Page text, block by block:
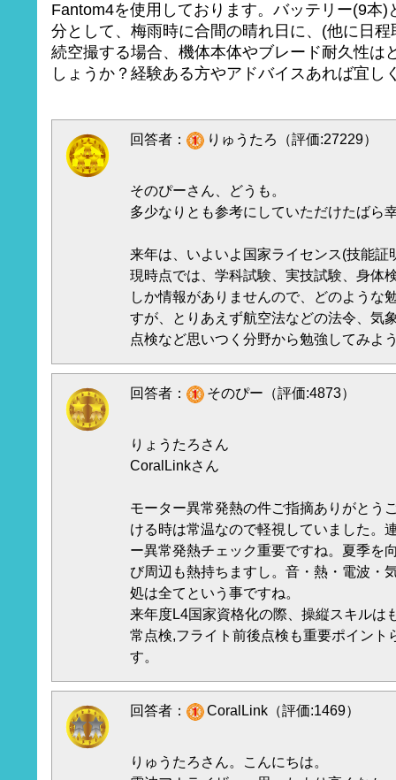
Fantom4を使用しております。バッテリー(9本)
分として、梅雨時に合間の晴れ日に、(他に日
続空撮する場合、機体本体やブレード耐久性は
しょうか？経験ある方やアドバイスあれば宜し
回答者： りゅうたろ（評価:27229）
そのぴーさん、どうも。
多少なりとも参考にしていただけたばら
来年は、いよいよ国家ライセンス(技能証
現時点では、学科試験、実技試験、身体
しか情報がありませんので、どのような
すが、とりあえず航空法などの法令、気
点検など思いつく分野から勉強してみよ
回答者： そのぴー（評価:4873）
りょうたろさん
CoralLinkさん
モーター異常発熱の件ご指摘ありがとう
ける時は常温なので軽視していました。
ー異常発熱チェック重要ですね。夏季を
び周辺も熱持ちますし。音・熱・電波・
処は全てという事ですね。
来年度L4国家資格化の際、操縦スキルは
常点検,フライト前後点検も重要ポイント
す。
回答者： CoralLink（評価:1469）
りゅうたろさん。こんにちは。